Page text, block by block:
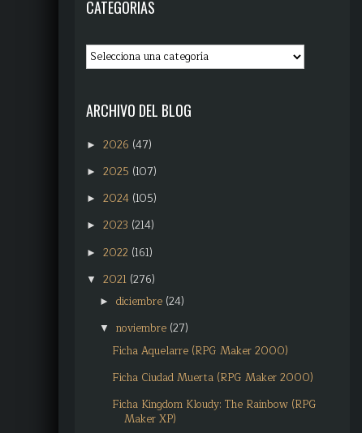
CATEGORIAS
ARCHIVO DEL BLOG
► 2026 (47)
► 2025 (107)
► 2024 (105)
► 2023 (214)
► 2022 (161)
▼ 2021 (276)
► diciembre (24)
▼ noviembre (27)
Ficha Aquelarre (RPG Maker 2000)
Ficha Ciudad Muerta (RPG Maker 2000)
Ficha Kingdom Kloudy: The Rainbow (RPG
Maker XP)